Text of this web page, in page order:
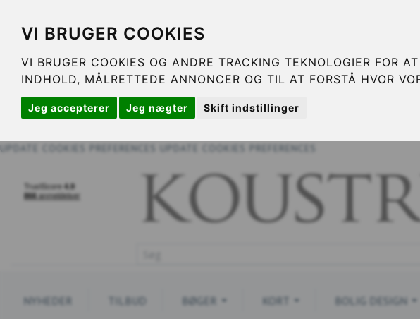
VI BRUGER COOKIES
VI BRUGER COOKIES OG ANDRE TRACKING TEKNOLOGIER FOR
INDHOLD, MÅLRETTEDE ANNONCER OG TIL AT FORSTÅ HVOR
Jeg accepterer Jeg nægter Skift indstillinger
UPDATE COOKIES PREFERENCES UPDATE COOKIES PREFERENCES
NYHEDER TILBUD BØGER KORT BOLIG DESIGN